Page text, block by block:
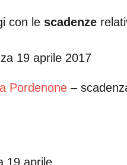
con le scadenze
19 aprile 2017
Pordenone –
19 aprile